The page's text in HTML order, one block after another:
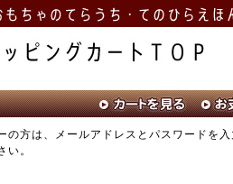
の方は、メールアドレスとパスワードを
い。